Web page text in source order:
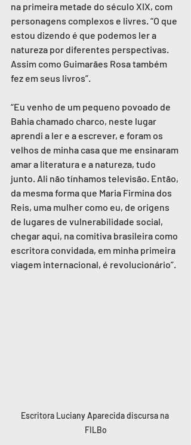
na primeira metade do século XIX, com
personagens complexos e livres. “O que
estou dizendo é que podemos ler a
natureza por diferentes perspectivas.
Assim como Guimarães Rosa também
fez em seus livros”.
“Eu venho de um pequeno povoado de
Bahia chamado charco, neste lugar
aprendi a ler e a escrever, e foram os
velhos de minha casa que me ensinaram
amar a literatura e a natureza, tudo
junto. Ali não tínhamos televisão. Então,
da mesma forma que Maria Firmina dos
Reis, uma mulher como eu, de origens
de lugares de vulnerabilidade social,
chegar aqui, na comitiva brasileira como
escritora convidada, em minha primeira
viagem internacional, é revolucionário”.
Escritora Luciany Aparecida discursa na
FILBo